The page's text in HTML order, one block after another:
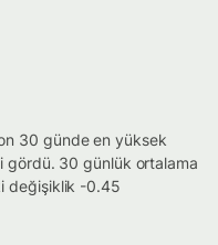
30 günde en yüksek
30 günlük ortalama
değişiklik -0.45